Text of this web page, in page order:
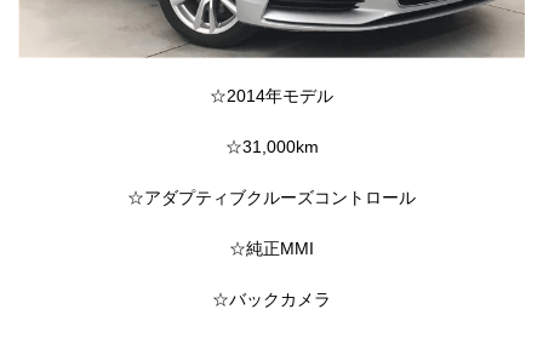
☆2014年モデル
☆31,000km
☆アダプティブクルーズコントロール
☆純正MMI
☆バックカメラ